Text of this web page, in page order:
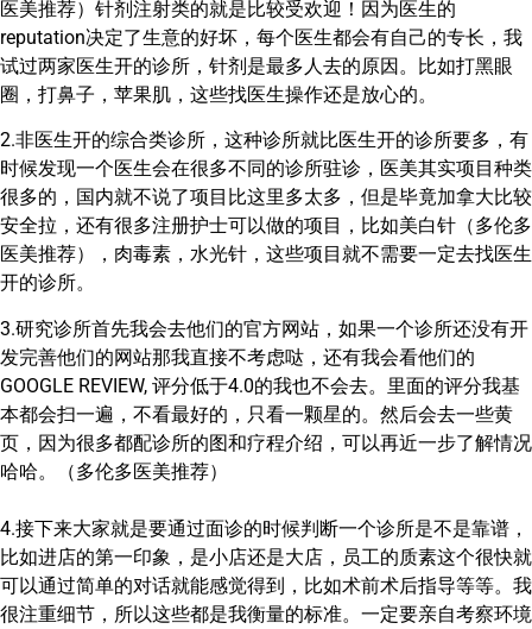
医美推荐）针剂注射类的就是比较受欢迎！因为医生的
reputation决定了生意的好坏，每个医生都会有自己的专长，我
试过两家医生开的诊所，针剂是最多人去的原因。比如打黑眼
圈，打鼻子，苹果肌，这些找医生操作还是放心的。
2.非医生开的综合类诊所，这种诊所就比医生开的诊所要多，有
时候发现一个医生会在很多不同的诊所驻诊，医美其实项目种类
很多的，国内就不说了项目比这里多太多，但是毕竟加拿大比较
安全拉，还有很多注册护士可以做的项目，比如美白针（多伦多
医美推荐），肉毒素，水光针，这些项目就不需要一定去找医生
开的诊所。
3.研究诊所首先我会去他们的官方网站，如果一个诊所还没有开
发完善他们的网站那我直接不考虑哒，还有我会看他们的
GOOGLE REVIEW, 评分低于4.0的我也不会去。里面的评分我基
本都会扫一遍，不看最好的，只看一颗星的。然后会去一些黄
页，因为很多都配诊所的图和疗程介绍，可以再近一步了解情况
哈哈。（多伦多医美推荐）
4.接下来大家就是要通过面诊的时候判断一个诊所是不是靠谱，
比如进店的第一印象，是小店还是大店，员工的质素这个很快就
可以通过简单的对话就能感觉得到，比如术前术后指导等等。我
很注重细节，所以这些都是我衡量的标准。一定要亲自考察环境